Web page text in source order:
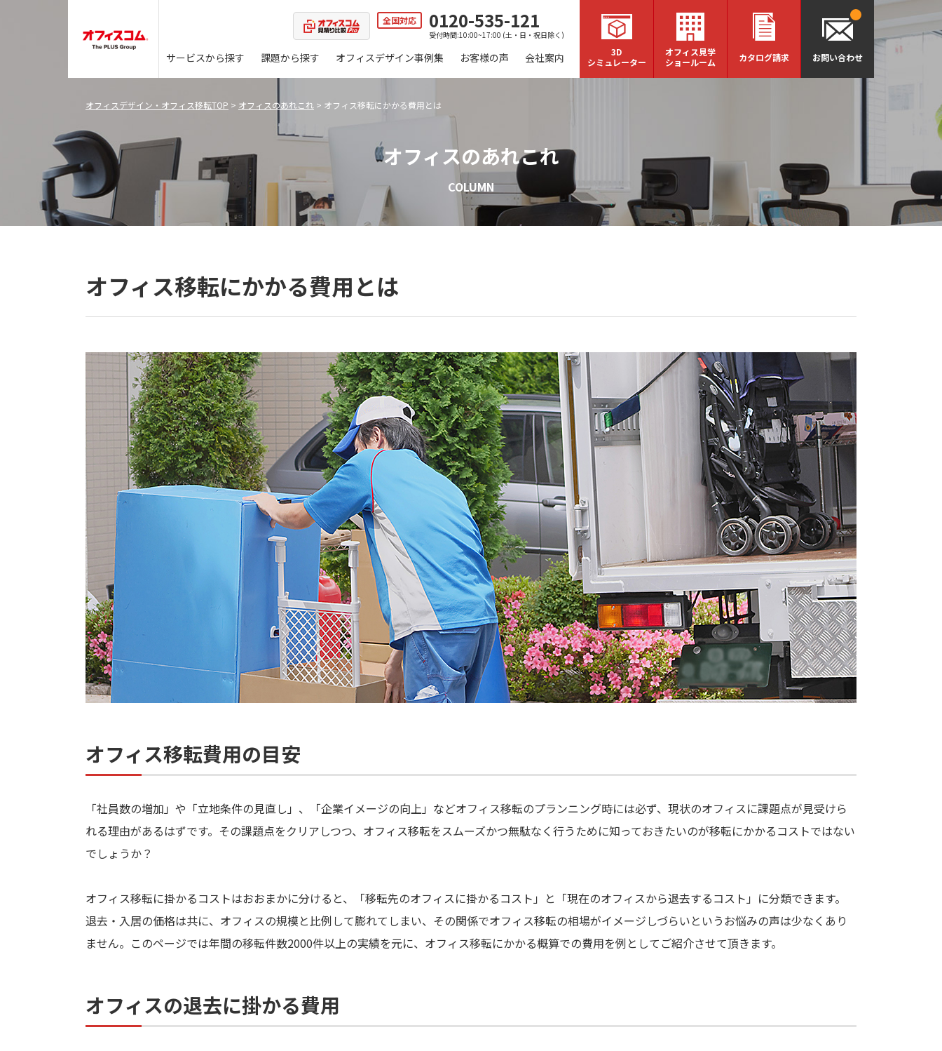
全国対応 0120-535-121
受付時間:10:00~17:00 (土・日・祝日除く)
サービスから探す 課題から探す オフィスデザイン事例集 お客様の声 会社案内
3D
シミュレーター
オフィス見学
ショールーム
カタログ請求 お問い合わせ
オフィスデザイン・オフィス移転TOP > オフィスのあれこれ > オフィス移転にかかる費用とは
オフィスのあれこれ
COLUMN
オフィス移転にかかる費用とは
オフィス移転費用の目安
「社員数の増加」や「立地条件の見直し」、「企業イメージの向上」などオフィス移転のプランニング時には必ず、現状のオフィスに課題点が見受けら
れる理由があるはずです。その課題点をクリアしつつ、オフィス移転をスムーズかつ無駄なく行うために知っておきたいのが移転にかかるコストではない
でしょうか？
オフィス移転に掛かるコストはおおまかに分けると、「移転先のオフィスに掛かるコスト」と「現在のオフィスから退去するコスト」に分類できます。
退去・入居の価格は共に、オフィスの規模と比例して膨れてしまい、その関係でオフィス移転の相場がイメージしづらいというお悩みの声は少なくあり
ません。このページでは年間の移転件数2000件以上の実績を元に、オフィス移転にかかる概算での費用を例としてご紹介させて頂きます。
オフィスの退去に掛かる費用